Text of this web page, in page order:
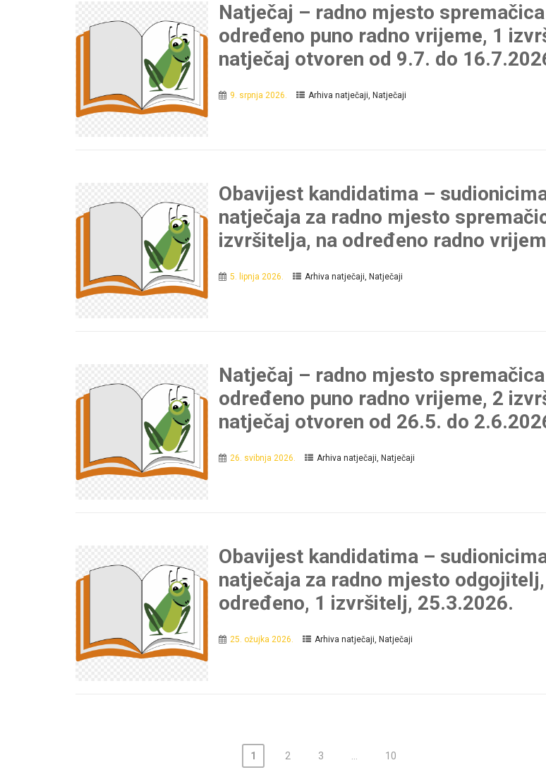
Natječaj – radno mjesto
određeno puno radno vrijeme, 1
natječaj otvoren od 9.7. do
9. srpnja 2026. Arhiva natječaji, Natječaji
Obavijest kandidatima –
natječaja za radno mjesto
izvršitelja, na određeno radno
5. lipnja 2026. Arhiva natječaji, Natječaji
Natječaj – radno mjesto
određeno puno radno vrijeme, 2
natječaj otvoren od 26.5. do
26. svibnja 2026. Arhiva natječaji, Natječaji
Obavijest kandidatima –
natječaja za radno mjesto
određeno, 1 izvršitelj, 25.3.2026.
25. ožujka 2026. Arhiva natječaji, Natječaji
1 2 3 10